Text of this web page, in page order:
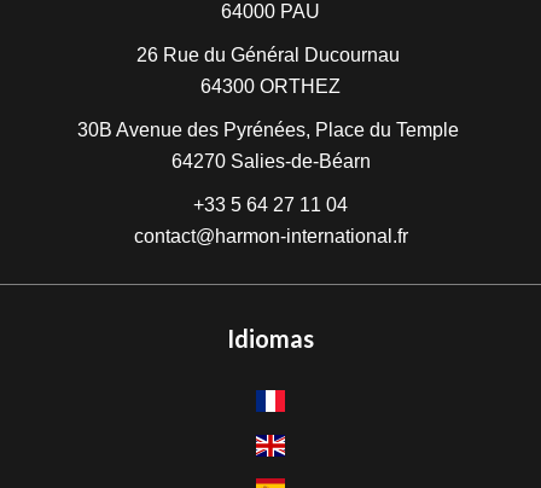
64000 PAU
26 Rue du Général Ducournau
64300 ORTHEZ
30B Avenue des Pyrénées, Place du Temple
64270 Salies-de-Béarn
+33 5 64 27 11 04
contact@harmon-international.fr
Idiomas